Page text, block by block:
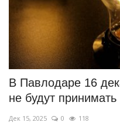
В Павлодаре 16
не будут принимать
Дек 15, 2025 0 118